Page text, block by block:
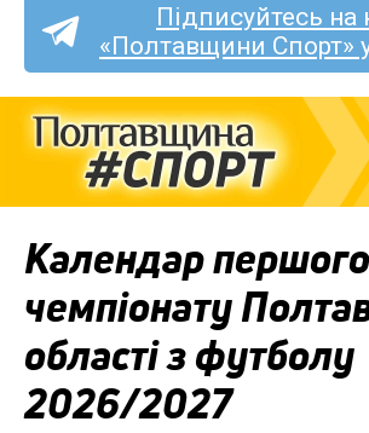
Підписуйтесь на
«Полтавщини Спорт»
Календар
чемпіонату
області з футболу
2026/2027